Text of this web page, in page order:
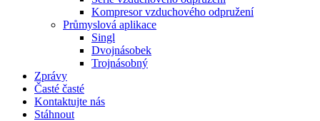
Kompresor vzduchového odpružení
Průmyslová aplikace
Singl
Dvojnásobek
Trojnásobný
Zprávy
Časté časté
Kontaktujte nás
Stáhnout